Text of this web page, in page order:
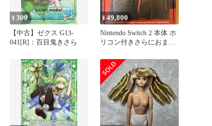
¥300
【中古】ゼクス G13-
041[R]：百目鬼きさら
¥49,800
Nintendo Switch 2 本体 ホ
リコン付きさらにおまけ